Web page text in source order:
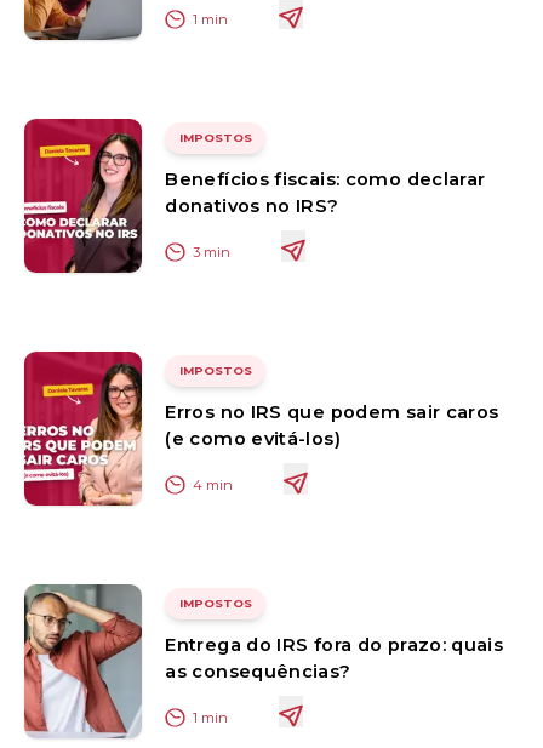
1 min
IMPOSTOS
Benefícios fiscais: como declarar
donativos no IRS?
3 min
IMPOSTOS
Erros no IRS que podem sair caros
(e como evitá-los)
4 min
IMPOSTOS
Entrega do IRS fora do prazo: quais
as consequências?
1 min